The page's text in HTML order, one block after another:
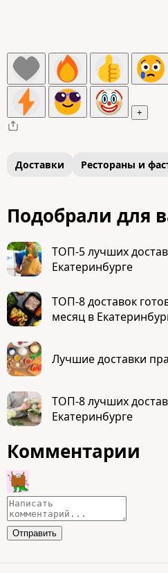
+
Доставки Рестораны и
Подобрали для
ТОП-5 лучших
Екатеринбурге
ТОП-8 доставок
месяц в
Лучшие доставки
ТОП-8 лучших
Екатеринбурге
Комментарии